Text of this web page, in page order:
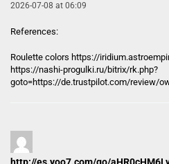
2026-07-08 at 06:09
References:
Roulette colors https://
https://nashi-progulki.ru/bitrix/rk.php?
goto=https://de.trustpilot.com/review/